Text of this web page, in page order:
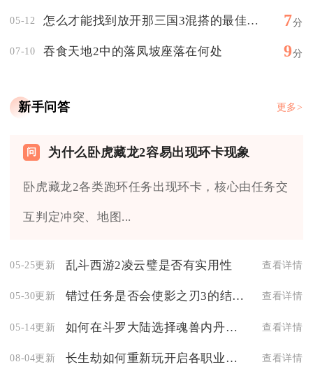
05-12 怎么才能找到放开那三国3混搭的最佳阵容 7分
07-10 吞食天地2中的落凤坡座落在何处 9分
新手问答 更多>
为什么卧虎藏龙2容易出现环卡现象
卧虎藏龙2各类跑环任务出现环卡，核心由任务交
互判定冲突、地图...
05-25更新 乱斗西游2凌云璧是否有实用性 查看详情
05-30更新 错过任务是否会使影之刃3的结局变得不完整 查看详情
05-14更新 如何在斗罗大陆选择魂兽内丹和心得 查看详情
08-04更新 长生劫如何重新玩开启各职业之旅 查看详情